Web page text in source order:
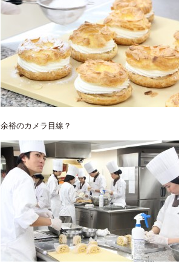
余裕のカメラ目線？